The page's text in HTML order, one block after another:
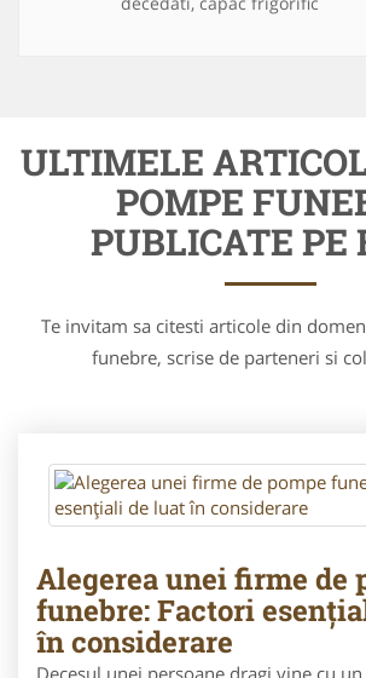
ULTIMELE
POMPE
PUBLICATE PE
Te invitam sa citesti articole din
funebre, scrise de parteneri si
Alegerea unei firme de
funebre: Factori
în considerare
Decesul unei persoane dragi vine cu